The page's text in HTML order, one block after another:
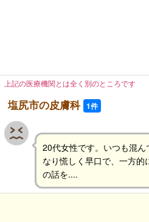
上記の医療機関とは全く別のところです
塩尻市の皮膚科 1件
20代女性です。いつも混
なり慌しく早口で、一方的
の話を....